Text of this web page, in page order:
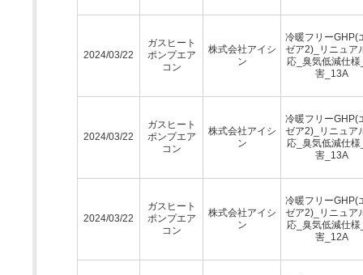
2024/03/22
ガスヒート
ポンプエア
コン
株式会社アイシ
ン
冷暖フリーGHP(
ゼア2)_リニュア
応_臭気低減仕様
害_13A
2024/03/22
ガスヒート
ポンプエア
コン
株式会社アイシ
ン
冷暖フリーGHP(
ゼア2)_リニュア
応_臭気低減仕様
害_13A
2024/03/22
ガスヒート
ポンプエア
コン
株式会社アイシ
ン
冷暖フリーGHP(
ゼア2)_リニュア
応_臭気低減仕様
害_12A